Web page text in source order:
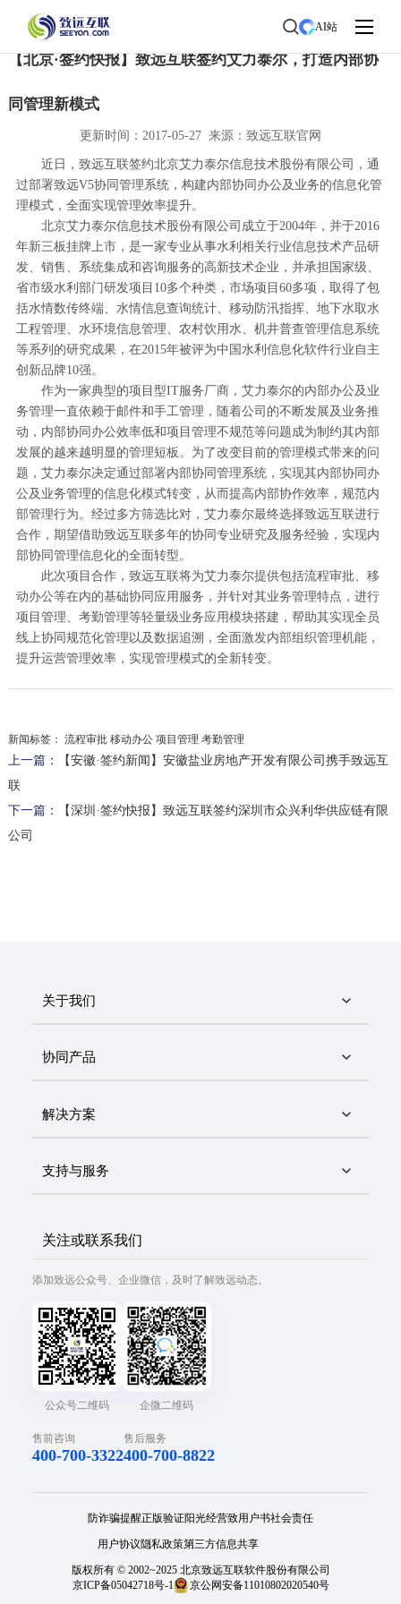
AI站
首页>了解致远>新闻中心
【北京·签约快报】致远互联签约艾力泰尔，打造内部协
同管理新模式
更新时间：2017-05-27 来源：致远互联官网
近日，致远互联签约北京艾力泰尔信息技术股份有限公司，通
过部署致远V5协同管理系统，构建内部协同办公及业务的信息化管
理模式，全面实现管理效率提升。
北京艾力泰尔信息技术股份有限公司成立于2004年，并于2016
年新三板挂牌上市，是一家专业从事水利相关行业信息技术产品研
发、销售、系统集成和咨询服务的高新技术企业，并承担国家级、
省市级水利部门研发项目10多个种类，市场项目60多项，取得了包
括水情数传终端、水情信息查询统计、移动防汛指挥、地下水取水
工程管理、水环境信息管理、农村饮用水、机井普查管理信息系统
等系列的研究成果，在2015年被评为中国水利信息化软件行业自主
创新品牌10强。
作为一家典型的项目型IT服务厂商，艾力泰尔的内部办公及业
务管理一直依赖于邮件和手工管理，随着公司的不断发展及业务推
动，内部协同办公效率低和项目管理不规范等问题成为制约其内部
发展的越来越明显的管理短板。为了改变目前的管理模式带来的问
题，艾力泰尔决定通过部署内部协同管理系统，实现其内部协同办
公及业务管理的信息化模式转变，从而提高内部协作效率，规范内
部管理行为。经过多方筛选比对，艾力泰尔最终选择致远互联进行
合作，期望借助致远互联多年的协同专业研究及服务经验，实现内
部协同管理信息化的全面转型。
此次项目合作，致远互联将为艾力泰尔提供包括流程审批、移
动办公等在内的基础协同应用服务，并针对其业务管理特点，进行
项目管理、考勤管理等轻量级业务应用模块搭建，帮助其实现全员
线上协同规范化管理以及数据追溯，全面激发内部组织管理机能，
提升运营管理效率，实现管理模式的全新转变。
新闻标签： 流程审批 移动办公 项目管理 考勤管理
上一篇：
【安徽·签约新闻】安徽盐业房地产开发有限公司携手致远互
联
下一篇：
【深圳·签约快报】致远互联签约深圳市众兴利华供应链有限
公司
关于我们
协同产品
解决方案
支持与服务
关注或联系我们
添加致远公众号、企业微信，及时了解致远动态。
公众号二维码 企微二维码
售前咨询
400-700-3322
售后服务
400-700-8822
防诈骗提醒正版验证阳光经营致用户书社会责任
用户协议隐私政策第三方信息共享
版权所有 © 2002~2025 北京致远互联软件股份有限公司
京ICP备05042718号-1
京公网安备11010802020540号